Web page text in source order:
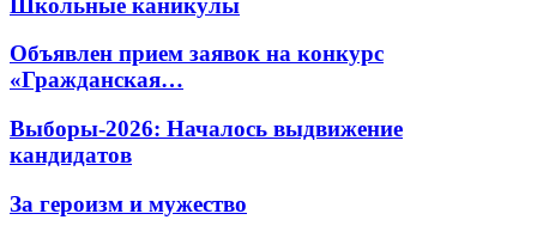
Объявлен прием заявок на конкурс
«Гражданская…
Выборы-2026: Началось выдвижение
кандидатов
За героизм и мужество